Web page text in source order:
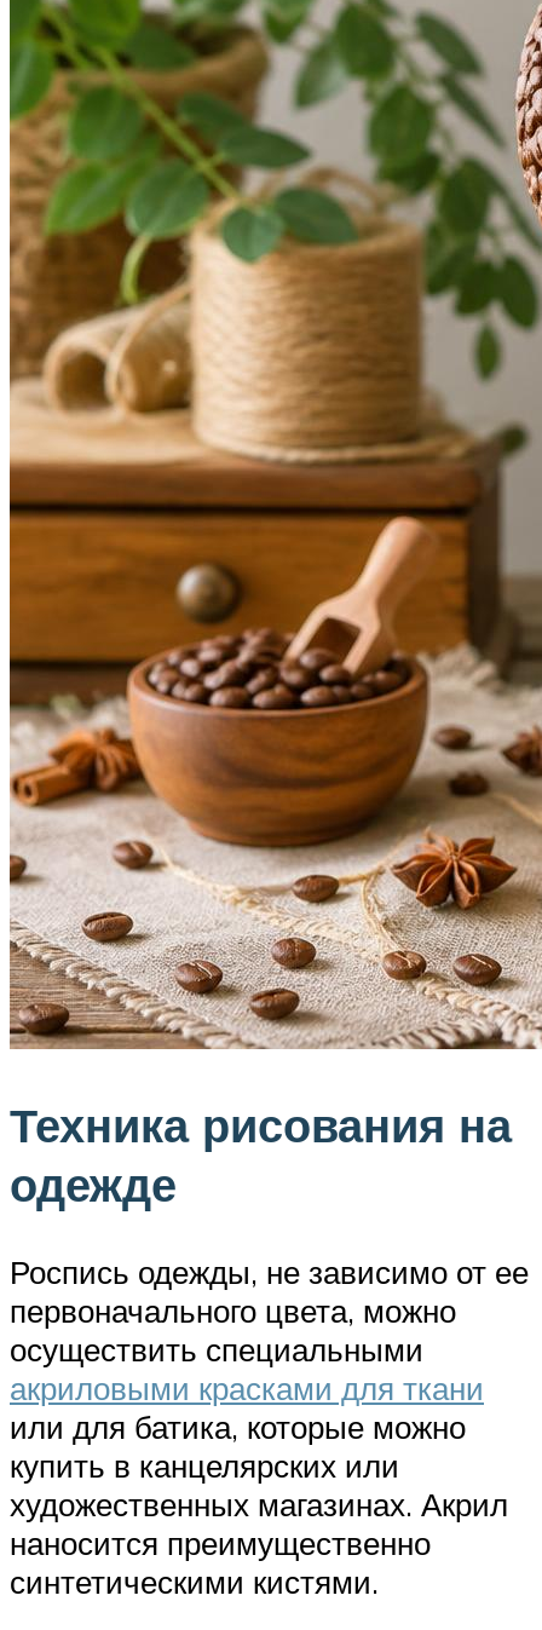
Техника рисования на
одежде
Роспись одежды, не зависимо от ее
первоначального цвета, можно
осуществить специальными
акриловыми красками для ткани
или для батика, которые можно
купить в канцелярских или
художественных магазинах. Акрил
наносится преимущественно
синтетическими кистями.